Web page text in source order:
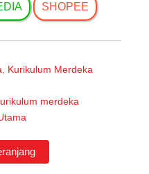
SHOPEE
Kurikulum Merdeka
merdeka